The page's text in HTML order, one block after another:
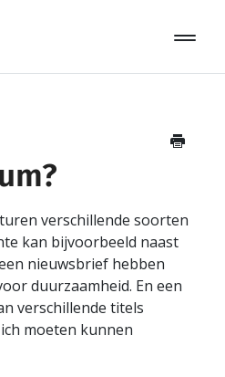
Toggle
verschillende soorten
kan bijvoorbeeld naast
nieuwsbrief hebben
duurzaamheid. En een
verschillende titels
moeten kunnen